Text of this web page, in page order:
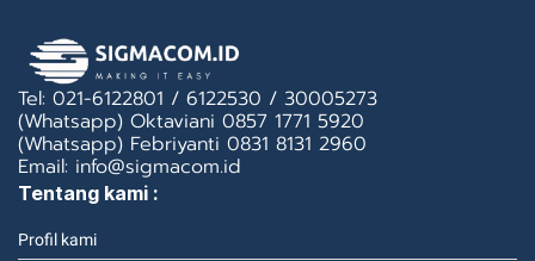
Tel: 021-6122801 / 6122530 / 30005273
(Whatsapp) Oktaviani 0857 1771 5920
(Whatsapp) Febriyanti 0831 8131 2960
Email: info@sigmacom.id
Tentang kami :
Profil kami